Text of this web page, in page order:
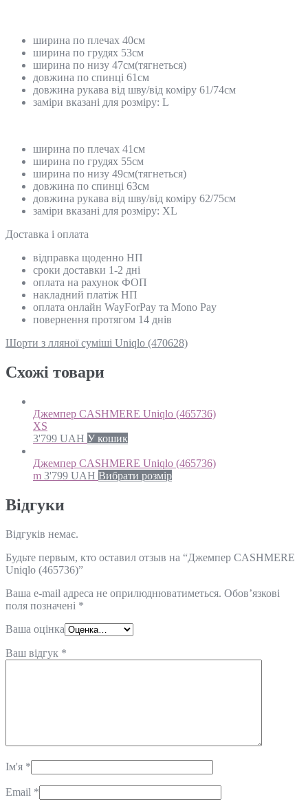
ширина по плечах 40см
ширина по грудях 53см
ширина по низу 47см(тягнеться)
довжина по спинці 61см
довжина рукава від шву/від коміру 61/74см
заміри вказані для розміру: L
ширина по плечах 41см
ширина по грудях 55см
ширина по низу 49см(тягнеться)
довжина по спинці 63см
довжина рукава від шву/від коміру 62/75см
заміри вказані для розміру: ХL
Доставка і оплата
відправка щоденно НП
сроки доставки 1-2 дні
оплата на рахунок ФОП
накладний платіж НП
оплата онлайн WayForPay та Mono Pay
повернення протягом 14 днів
Шорти з лляної суміші Uniqlo (470628)
Схожi товари
Джемпер CASHMERE Uniqlo (465736)
XS
3'799 UAH У кошик
Джемпер CASHMERE Uniqlo (465736)
m 3'799 UAH Вибрати розмір
Відгуки
Відгуків немає.
Будьте первым, кто оставил отзыв на “Джемпер CASHMERE
Uniqlo (465736)”
Ваша e-mail адреса не оприлюднюватиметься. Обов’язкові
поля позначені *
Ваша оцінка
Ваш відгук *
Ім'я *
Email *